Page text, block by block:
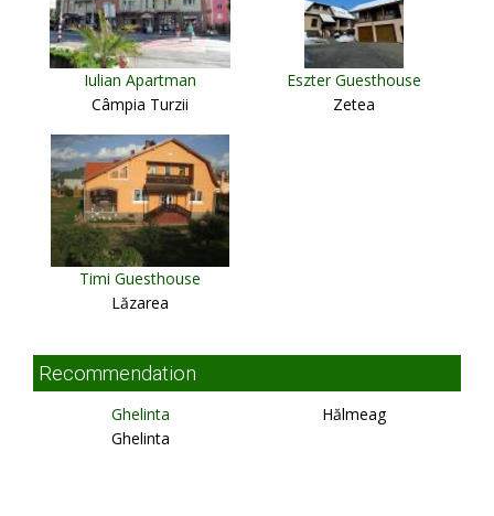
Iulian Apartman
Câmpia Turzii
Eszter Guesthouse
Zetea
Timi Guesthouse
Lăzarea
Recommendation
Ghelinta
Ghelinta
Hălmeag